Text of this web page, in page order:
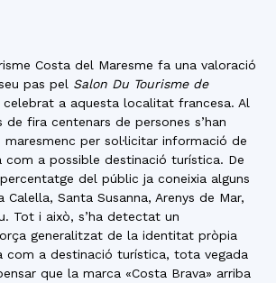
Costa del Maresme fa una valoració
pas pel Salon Du Tourisme de
celebrat a aquesta localitat francesa. Al
fira centenars de persones s’han
maresmenc per sol·licitar informació de
com a possible destinació turística. De
del públic ja coneixia alguns
Calella, Santa Susanna, Arenys de Mar,
Tot i això, s’ha detectat un
generalitzat de la identitat pròpia
com a destinació turística, tota vegada
que la marca «Costa Brava» arriba